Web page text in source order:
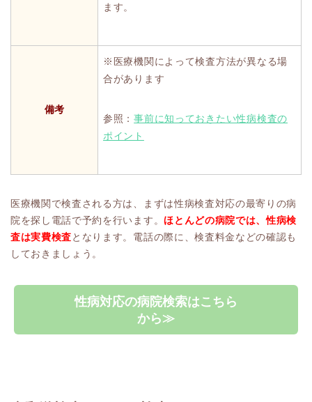
ます。
備考
※医療機関によって検査方法が異なる場
合があります
参照：事前に知っておきたい性病検査の
ポイント
医療機関で検査される方は、まずは性病検査対応の最寄りの病
院を探し電話で予約を行います。ほとんどの病院では、性病検
査は実費検査 となります。電話の際に、検査料金などの確認も
しておきましょう。
性病対応の病院検索はこちら
から≫